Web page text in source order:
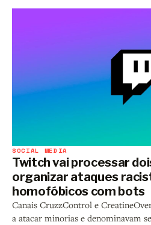
SOCIAL MEDIA
Twitch vai processar
organizar ataques
homofóbicos com bots
Canais CruzzControl e
a atacar minorias e denominavam